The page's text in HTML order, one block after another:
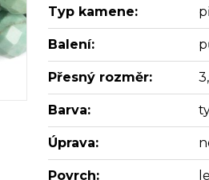
Typ kamene:
Balení:
Přesný rozměr:
Barva:
Úprava:
Povrch: